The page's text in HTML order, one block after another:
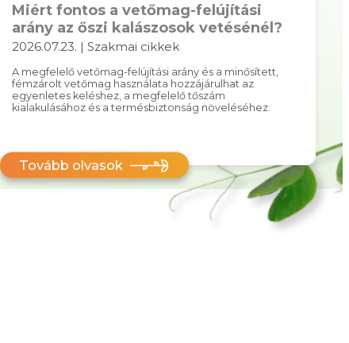
Miért fontos a vetőmag-felújítási
arány az őszi kalászosok vetésénél?
2026.07.23. | Szakmai cikkek
A megfelelő vetőmag-felújítási arány és a minősített,
fémzárolt vetőmag használata hozzájárulhat az
egyenletes keléshez, a megfelelő tőszám
kialakulásához és a termésbiztonság növeléséhez.
Tovább olvasok